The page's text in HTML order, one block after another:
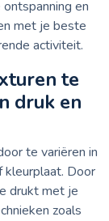
en
met je beste
activiteit.
te
druk en
te variëren in
kleurplaat. Door
drukt met je
zoals